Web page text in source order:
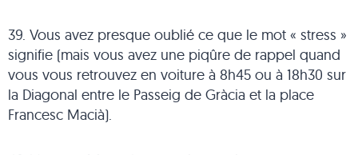
39. Vous avez presque oublié ce que le mot « stress »
signifie (mais vous avez une piqûre de rappel quand
vous vous retrouvez en voiture à 8h45 ou à 18h30 sur
la Diagonal entre le Passeig de Gràcia et la place
Francesc Macià).